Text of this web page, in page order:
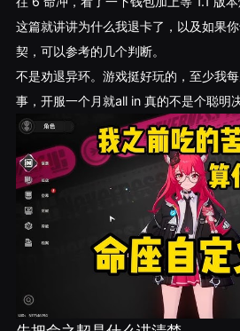
这篇就讲讲为什么我退卡了，以及如果
契，可以参考的几个判断。
不是劝退异环。游戏挺好玩的，至少我
事，开服一个月就all in 真的不是个聪明决